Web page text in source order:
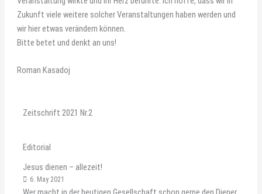
Zukunft viele weitere solcher Veranstaltungen haben werden und
wir hier etwas verändern können.
Bitte betet und denkt an uns!
Roman Kasadoj
Zeitschrift 2021 Nr.2
Editorial
Jesus dienen – allezeit!
6. May 2021